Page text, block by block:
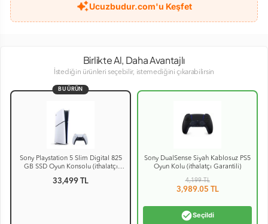
Ucuzbudur.com'u Keşfet
Birlikte Al, Daha Avantajlı
İstediğin ürünleri seçebilir, istemediğini çıkarabilirsin
BU ÜRÜN
Sony Playstation 5 Slim Digital 825
GB SSD Oyun Konsolu (ithalatçı
33,499 TL
Sony DualSense Siyah Kablosuz PS5
Oyun Kolu (ithalatçı Garantili)
4,199TL
3,989.05 TL
check_circleSeçildi